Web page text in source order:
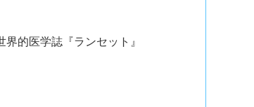
的医学誌『ランセット』